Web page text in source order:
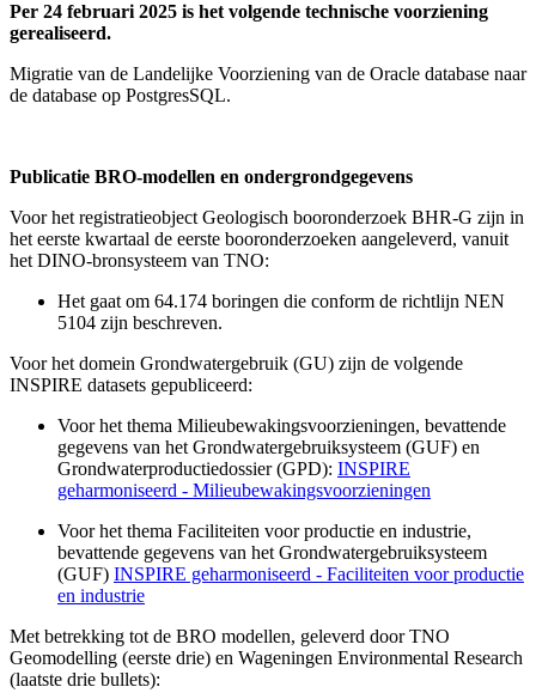
Per 24 februari 2025 is het volgende technische voorziening
gerealiseerd.
Migratie van de Landelijke Voorziening van de Oracle database naar
de database op PostgresSQL.
Publicatie BRO-modellen en ondergrondgegevens
Voor het registratieobject Geologisch booronderzoek BHR-G zijn in
het eerste kwartaal de eerste booronderzoeken aangeleverd, vanuit
het DINO-bronsysteem van TNO:
Het gaat om 64.174 boringen die conform de richtlijn NEN
5104 zijn beschreven.
Voor het domein Grondwatergebruik (GU) zijn de volgende
INSPIRE datasets gepubliceerd:
Voor het thema Milieubewakingsvoorzieningen, bevattende
gegevens van het Grondwatergebruiksysteem (GUF) en
Grondwaterproductiedossier (GPD): INSPIRE
geharmoniseerd - Milieubewakingsvoorzieningen
Voor het thema Faciliteiten voor productie en industrie,
bevattende gegevens van het Grondwatergebruiksysteem
(GUF) INSPIRE geharmoniseerd - Faciliteiten voor productie
en industrie
Met betrekking tot de BRO modellen, geleverd door TNO
Geomodelling (eerste drie) en Wageningen Environmental Research
(laatste drie bullets):